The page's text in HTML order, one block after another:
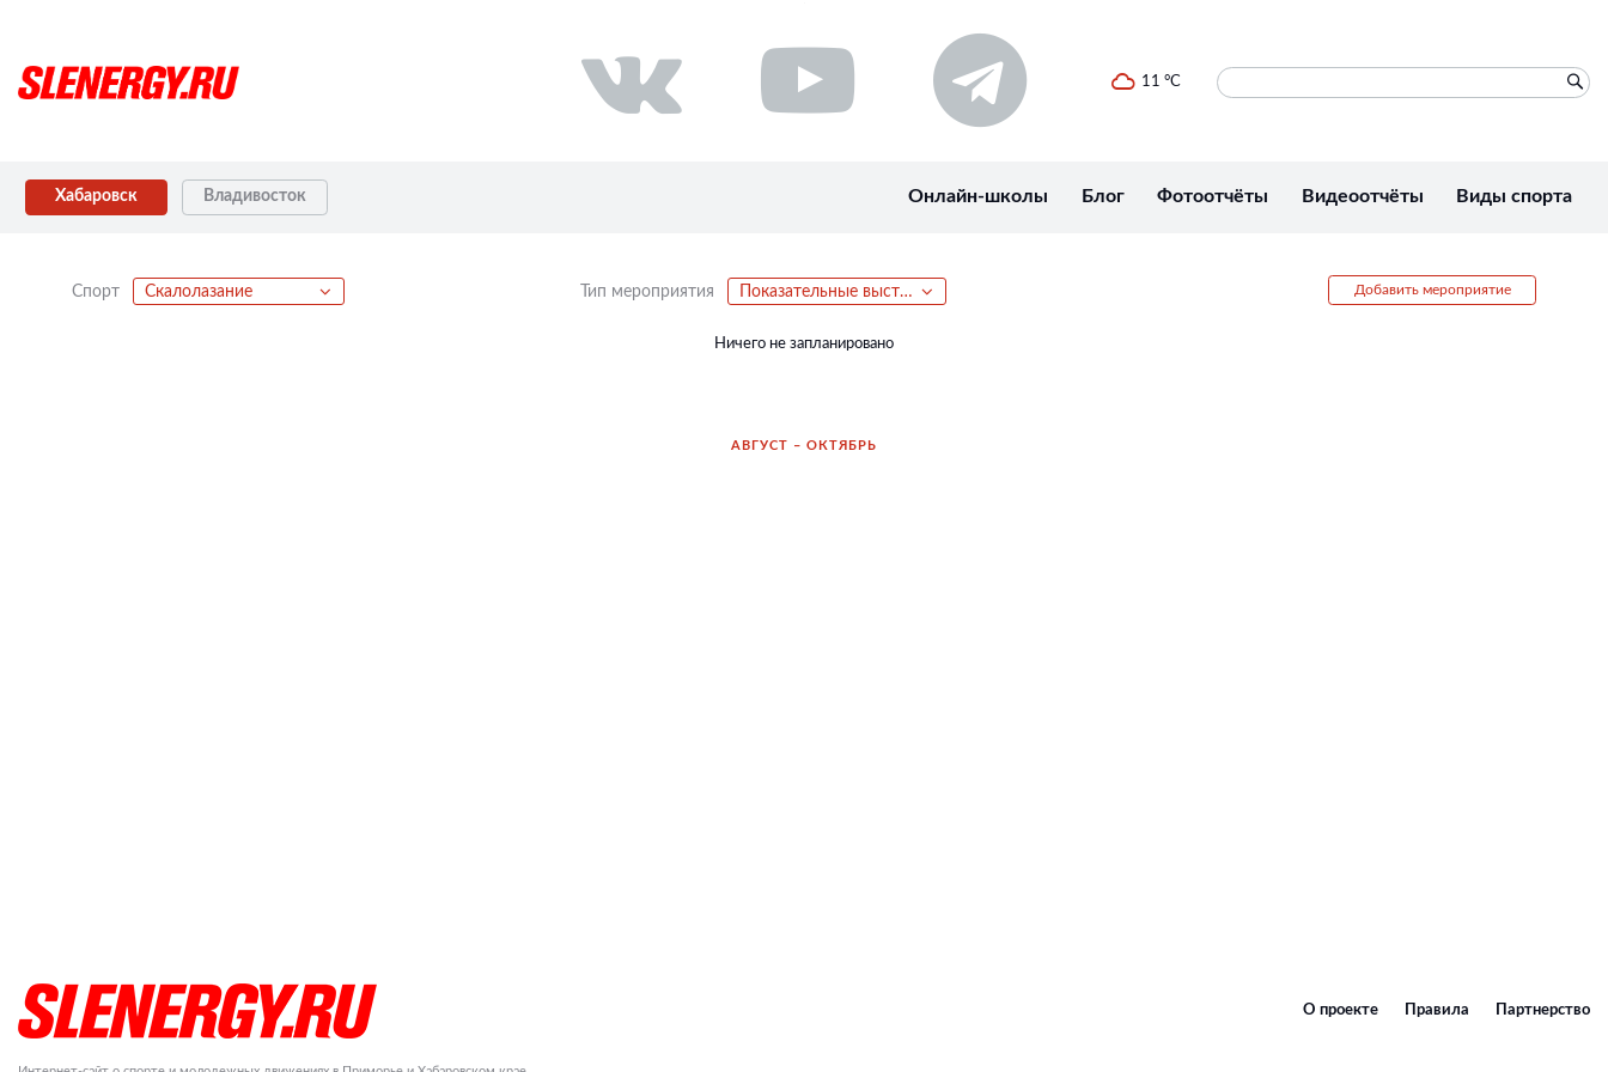
11 °C
Хабаровск Владивосток Онлайн-школы Блог Фотоотчёты Видеоотчёты Виды спорта
Спорт Скалолазание Тип мероприятия Показательные выступления Добавить мероприятие
Ничего не запланировано
АВГУСТ – ОКТЯБРЬ
О проекте Правила Партнерство